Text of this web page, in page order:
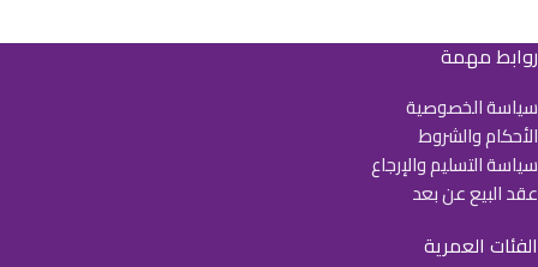
روابط مهمة
سياسة الخصوصية
الأحكام والشروط
سياسة التسليم والإرجاع
عقد البيع عن بعد
الفئات العمرية